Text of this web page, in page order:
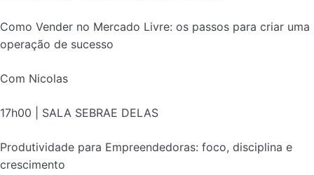
Como Vender no Mercado Livre: os passos para criar uma
operação de sucesso
Com Nicolas
17h00 | SALA SEBRAE DELAS
Produtividade para Empreendedoras: foco, disciplina e
crescimento